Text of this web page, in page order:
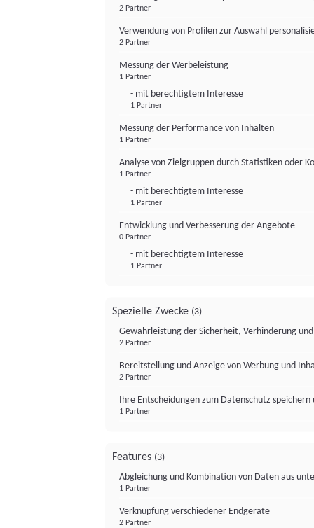
2 Partner
Verwendung von Profilen zur Auswahl
2 Partner
Messung der Werbeleistung
1 Partner
- mit berechtigtem Interesse
1 Partner
Messung der Performance von Inhalten
1 Partner
Analyse von Zielgruppen durch Statistiken oder
1 Partner
- mit berechtigtem Interesse
1 Partner
Entwicklung und Verbesserung der Angebote
0 Partner
- mit berechtigtem Interesse
1 Partner
Spezielle Zwecke (3)
Gewährleistung der Sicherheit, Verhinderung
2 Partner
Bereitstellung und Anzeige von Werbung und
2 Partner
Ihre Entscheidungen zum Datenschutz
1 Partner
Features (3)
Abgleichung und Kombination von Daten aus
1 Partner
Verknüpfung verschiedener Endgeräte
2 Partner